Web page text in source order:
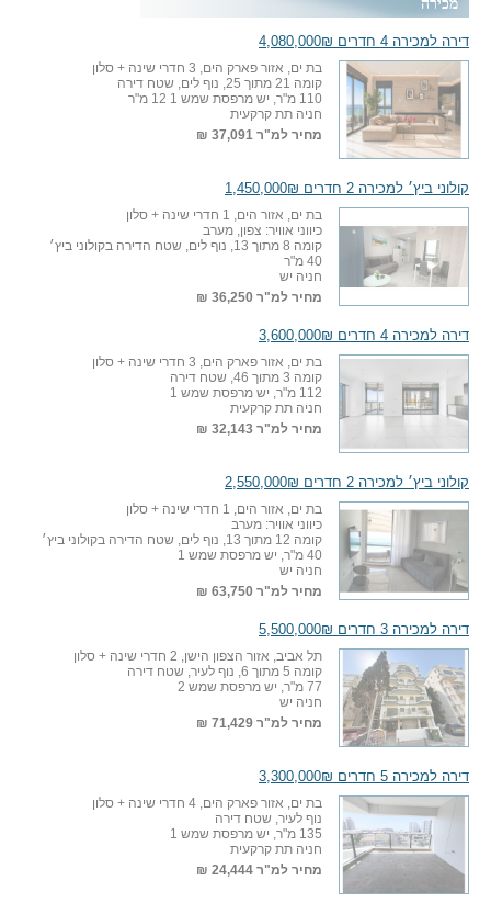
מכירה
דירה למכירה 4 חדרים 4,080,000₪
בת ים, אזור פארק הים, 3 חדרי שינה + סלון
קומה 21 מתוך 25, נוף לים, שטח דירה
110 מ"ר, יש מרפסת שמש 1 12 מ"ר
חניה תת קרקעית
מחיר למ"ר 37,091 ₪
קולוני ביץ׳ למכירה 2 חדרים 1,450,000₪
בת ים, אזור הים, 1 חדרי שינה + סלון
כיווני אוויר: צפון, מערב
קומה 8 מתוך 13, נוף לים, שטח הדירה בקולוני ביץ׳
40 מ"ר
חניה יש
מחיר למ"ר 36,250 ₪
דירה למכירה 4 חדרים 3,600,000₪
בת ים, אזור פארק הים, 3 חדרי שינה + סלון
קומה 3 מתוך 46, שטח דירה
112 מ"ר, יש מרפסת שמש 1
חניה תת קרקעית
מחיר למ"ר 32,143 ₪
קולוני ביץ׳ למכירה 2 חדרים 2,550,000₪
בת ים, אזור הים, 1 חדרי שינה + סלון
כיווני אוויר: מערב
קומה 12 מתוך 13, נוף לים, שטח הדירה בקולוני ביץ׳
40 מ"ר, יש מרפסת שמש 1
חניה יש
מחיר למ"ר 63,750 ₪
דירה למכירה 3 חדרים 5,500,000₪
תל אביב, אזור הצפון הישן, 2 חדרי שינה + סלון
קומה 5 מתוך 6, נוף לעיר, שטח דירה
77 מ"ר, יש מרפסת שמש 2
חניה יש
מחיר למ"ר 71,429 ₪
דירה למכירה 5 חדרים 3,300,000₪
בת ים, אזור פארק הים, 4 חדרי שינה + סלון
נוף לעיר, שטח דירה
135 מ"ר, יש מרפסת שמש 1
חניה תת קרקעית
מחיר למ"ר 24,444 ₪